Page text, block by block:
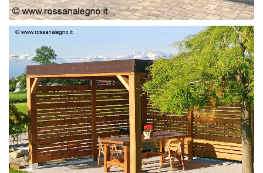
PERGOLA